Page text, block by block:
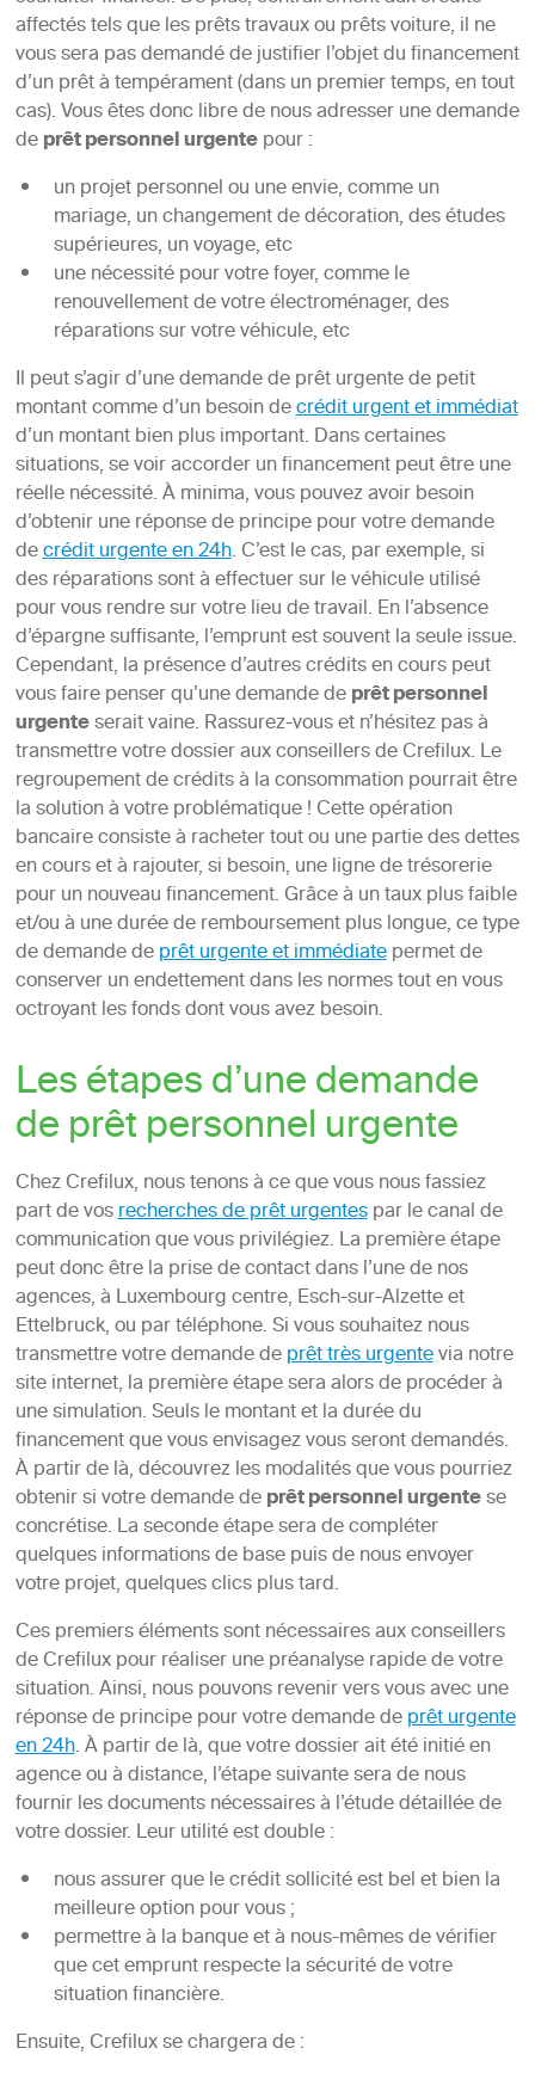
affectés tels que les prêts travaux ou prêts voiture, il ne
vous sera pas demandé de justifier l’objet du financement
d’un prêt à tempérament (dans un premier temps, en tout
cas). Vous êtes donc libre de nous adresser une demande
deprêt personnel urgentepour :
un projet personnel ou une envie, comme un
mariage, un changement de décoration, des études
supérieures, un voyage, etc
une nécessité pour votre foyer, comme le
renouvellement de votre électroménager, des
réparations sur votre véhicule, etc
Il peut s’agir d’une demande de prêt urgente de petit
montant comme d’un besoin decrédit urgent et immédiat
d’un montant bien plus important. Dans certaines
situations, se voir accorder un financement peut être une
réelle nécessité. À minima, vous pouvez avoir besoin
d’obtenir une réponse de principe pour votre demande
decrédit urgente en 24h. C’est le cas, par exemple, si
des réparations sont à effectuer sur le véhicule utilisé
pour vous rendre sur votre lieu de travail. En l’absence
d’épargne suffisante, l’emprunt est souvent la seule issue.
Cependant, la présence d’autres crédits en cours peut
vous faire penser qu’une demande deprêt personnel
urgenteserait vaine. Rassurez-vous et n’hésitez pas à
transmettre votre dossier aux conseillers de Crefilux. Le
regroupement de crédits à la consommation pourrait être
la solution à votre problématique ! Cette opération
bancaire consiste à racheter tout ou une partie des dettes
en cours et à rajouter, si besoin, une ligne de trésorerie
pour un nouveau financement. Grâce à un taux plus faible
et/ou à une durée de remboursement plus longue, ce type
de demande deprêt urgente et immédiatepermet de
conserver un endettement dans les normes tout en vous
octroyant les fonds dont vous avez besoin.
Les étapes d’une demande
de prêt personnel urgente
Chez Crefilux, nous tenons à ce que vous nous fassiez
part de vosrecherches de prêt urgentespar le canal de
communication que vous privilégiez. La première étape
peut donc être la prise de contact dans l’une de nos
agences, à Luxembourg centre, Esch-sur-Alzette et
Ettelbruck, ou par téléphone. Si vous souhaitez nous
transmettre votre demande deprêt très urgentevia notre
site internet, la première étape sera alors de procéder à
une simulation. Seuls le montant et la durée du
financement que vous envisagez vous seront demandés.
À partir de là, découvrez les modalités que vous pourriez
obtenir si votre demande deprêt personnel urgentese
concrétise. La seconde étape sera de compléter
quelques informations de base puis de nous envoyer
votre projet, quelques clics plus tard.
Ces premiers éléments sont nécessaires aux conseillers
de Crefilux pour réaliser une préanalyse rapide de votre
situation. Ainsi, nous pouvons revenir vers vous avec une
réponse de principe pour votre demande deprêt urgente
en 24h. À partir de là, que votre dossier ait été initié en
agence ou à distance, l’étape suivante sera de nous
fournir les documents nécessaires à l’étude détaillée de
votre dossier. Leur utilité est double :
nous assurer que le crédit sollicité est bel et bien la
meilleure option pour vous ;
permettre à la banque et à nous-mêmes de vérifier
que cet emprunt respecte la sécurité de votre
situation financière.
Ensuite, Crefilux se chargera de :